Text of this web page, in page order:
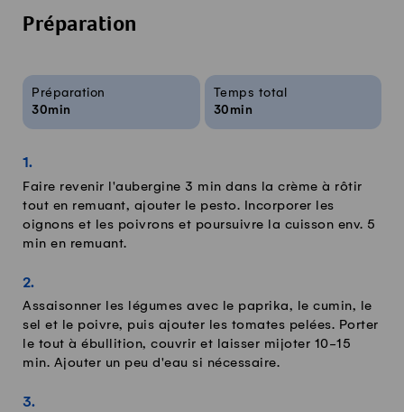
Préparation
Infos sur la recette
Préparation
30min
Temps total
30min
Faire revenir l'aubergine 3 min dans la crème à rôtir
tout en remuant, ajouter le pesto. Incorporer les
oignons et les poivrons et poursuivre la cuisson env. 5
min en remuant.
Assaisonner les légumes avec le paprika, le cumin, le
sel et le poivre, puis ajouter les tomates pelées. Porter
le tout à ébullition, couvrir et laisser mijoter 10-15
min. Ajouter un peu d'eau si nécessaire.